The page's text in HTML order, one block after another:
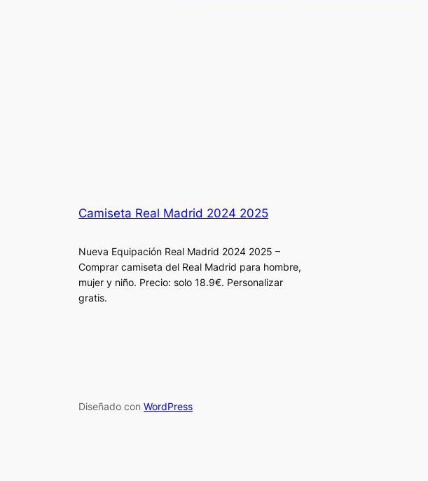
Camiseta Real Madrid 2024 2025
Nueva Equipación Real Madrid 2024 2025 –
Comprar camiseta del Real Madrid para hombre,
mujer y niño. Precio: solo 18.9€. Personalizar
gratis.
Diseñado con WordPress